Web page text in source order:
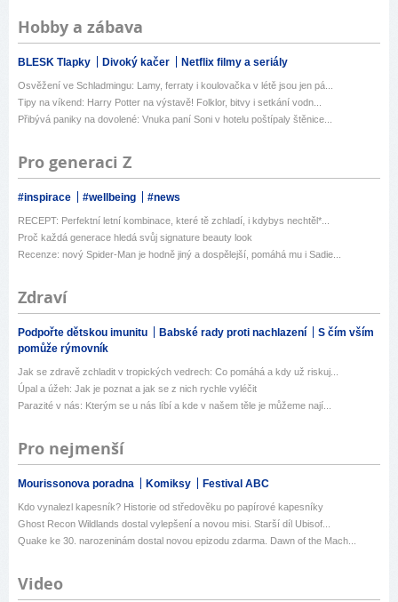
Hobby a zábava
BLESK Tlapky Divoký kačer Netflix filmy a seriály
Osvěžení ve Schladmingu: Lamy, ferraty i koulovačka v létě jsou jen pá...
Tipy na víkend: Harry Potter na výstavě! Folklor, bitvy i setkání vodn...
Přibývá paniky na dovolené: Vnuka paní Soni v hotelu poštípaly štěnice...
Pro generaci Z
#inspirace #wellbeing #news
RECEPT: Perfektní letní kombinace, které tě zchladí, i kdybys nechtěl*...
Proč každá generace hledá svůj signature beauty look
Recenze: nový Spider-Man je hodně jiný a dospělejší, pomáhá mu i Sadie...
Zdraví
Podpořte dětskou imunitu Babské rady proti nachlazení
S čím vším
pomůže rýmovník
Jak se zdravě zchladit v tropických vedrech: Co pomáhá a kdy už riskuj...
Úpal a úžeh: Jak je poznat a jak se z nich rychle vyléčit
Parazité v nás: Kterým se u nás líbí a kde v našem těle je můžeme nají...
Pro nejmenší
Mourissonova poradna Komiksy Festival ABC
Kdo vynalezl kapesník? Historie od středověku po papírové kapesníky
Ghost Recon Wildlands dostal vylepšení a novou misi. Starší díl Ubisof...
Quake ke 30. narozeninám dostal novou epizodu zdarma. Dawn of the Mach...
Video